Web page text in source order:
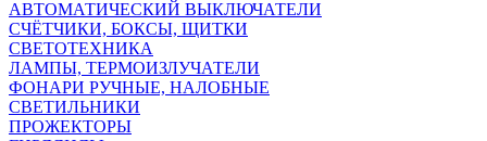
АВТОМАТИЧЕСКИЙ ВЫКЛЮЧАТЕЛИ
СЧЁТЧИКИ, БОКСЫ, ЩИТКИ
СВЕТОТЕХНИКА
ЛАМПЫ, ТЕРМОИЗЛУЧАТЕЛИ
ФОНАРИ РУЧНЫЕ, НАЛОБНЫЕ
СВЕТИЛЬНИКИ
ПРОЖЕКТОРЫ